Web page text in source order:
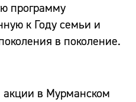
программу
к Году семьи и
в поколение.
акции в Мурманском